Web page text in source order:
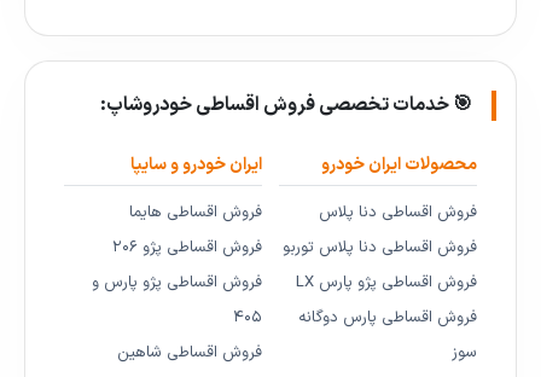
🎯 خدمات تخصصی فروش اقساطی خودروشاپ:
محصولات ایران خودرو
فروش اقساطی دنا پلاس
فروش اقساطی دنا پلاس توربو
فروش اقساطی پژو پارس LX
فروش اقساطی پارس دوگانه
سوز
ایران خودرو و سایپا
فروش اقساطی هایما
فروش اقساطی پژو ۲۰۶
فروش اقساطی پژو پارس و
۴۰۵
فروش اقساطی شاهین